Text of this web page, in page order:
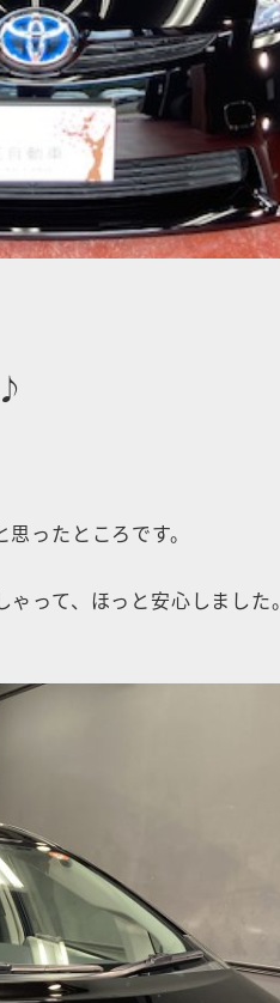
ったところです。
って、ほっと安心しました。